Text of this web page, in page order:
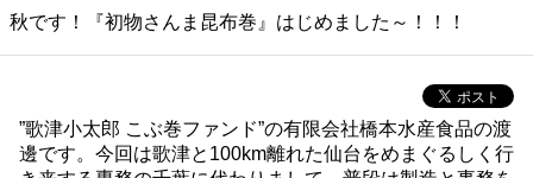
秋です！『初物さんま昆布巻』はじめました～！！！
”歌津小太郎 こぶ巻ファンド”の有限会社橋本水産食品の渡
邊です。今回は歌津と100km離れた仙台をめまぐるしく行